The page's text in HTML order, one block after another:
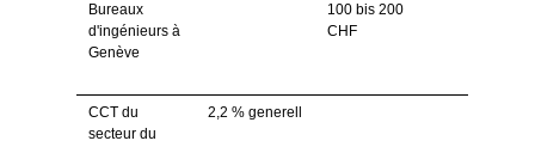
Bureaux
d'ingénieurs à
Genève
100 bis 200
CHF
CCT du
secteur du
2,2 % generell